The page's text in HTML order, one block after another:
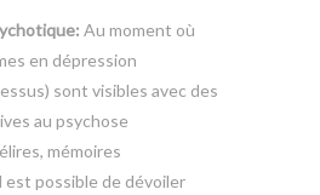
Au moment où
en dépression
sont visibles avec des
au psychose
mémoires
est possible de dévoiler